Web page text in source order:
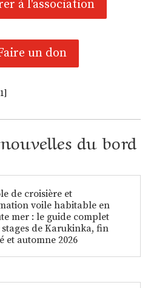
à l'association
un don
du bord
de croisière et
voile habitable en
mer : le guide complet
stages de Karukinka, fin
et automne 2026